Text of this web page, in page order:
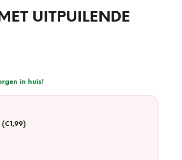
UITPUILENDE
in huis!